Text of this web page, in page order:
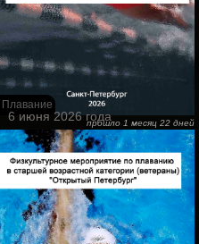
Плавание
прошло 1 месяц 22 дней
6 июня 2026 года